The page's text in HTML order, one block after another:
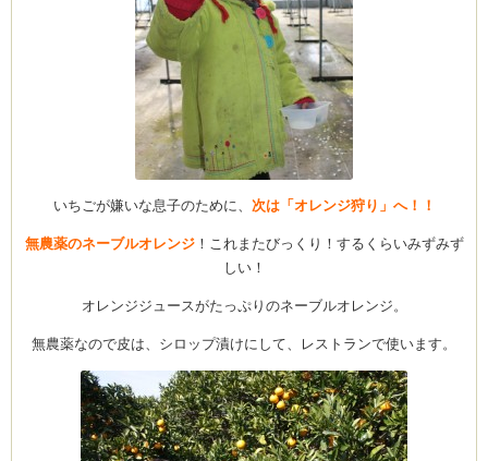
いちごが嫌いな息子のために、 次は「オレンジ狩り」へ！！
無農薬のネーブルオレンジ！これまたびっくり！するくらいみずみず
しい！
オレンジジュースがたっぷりのネーブルオレンジ。
無農薬なので皮は、シロップ漬けにして、レストランで使います。